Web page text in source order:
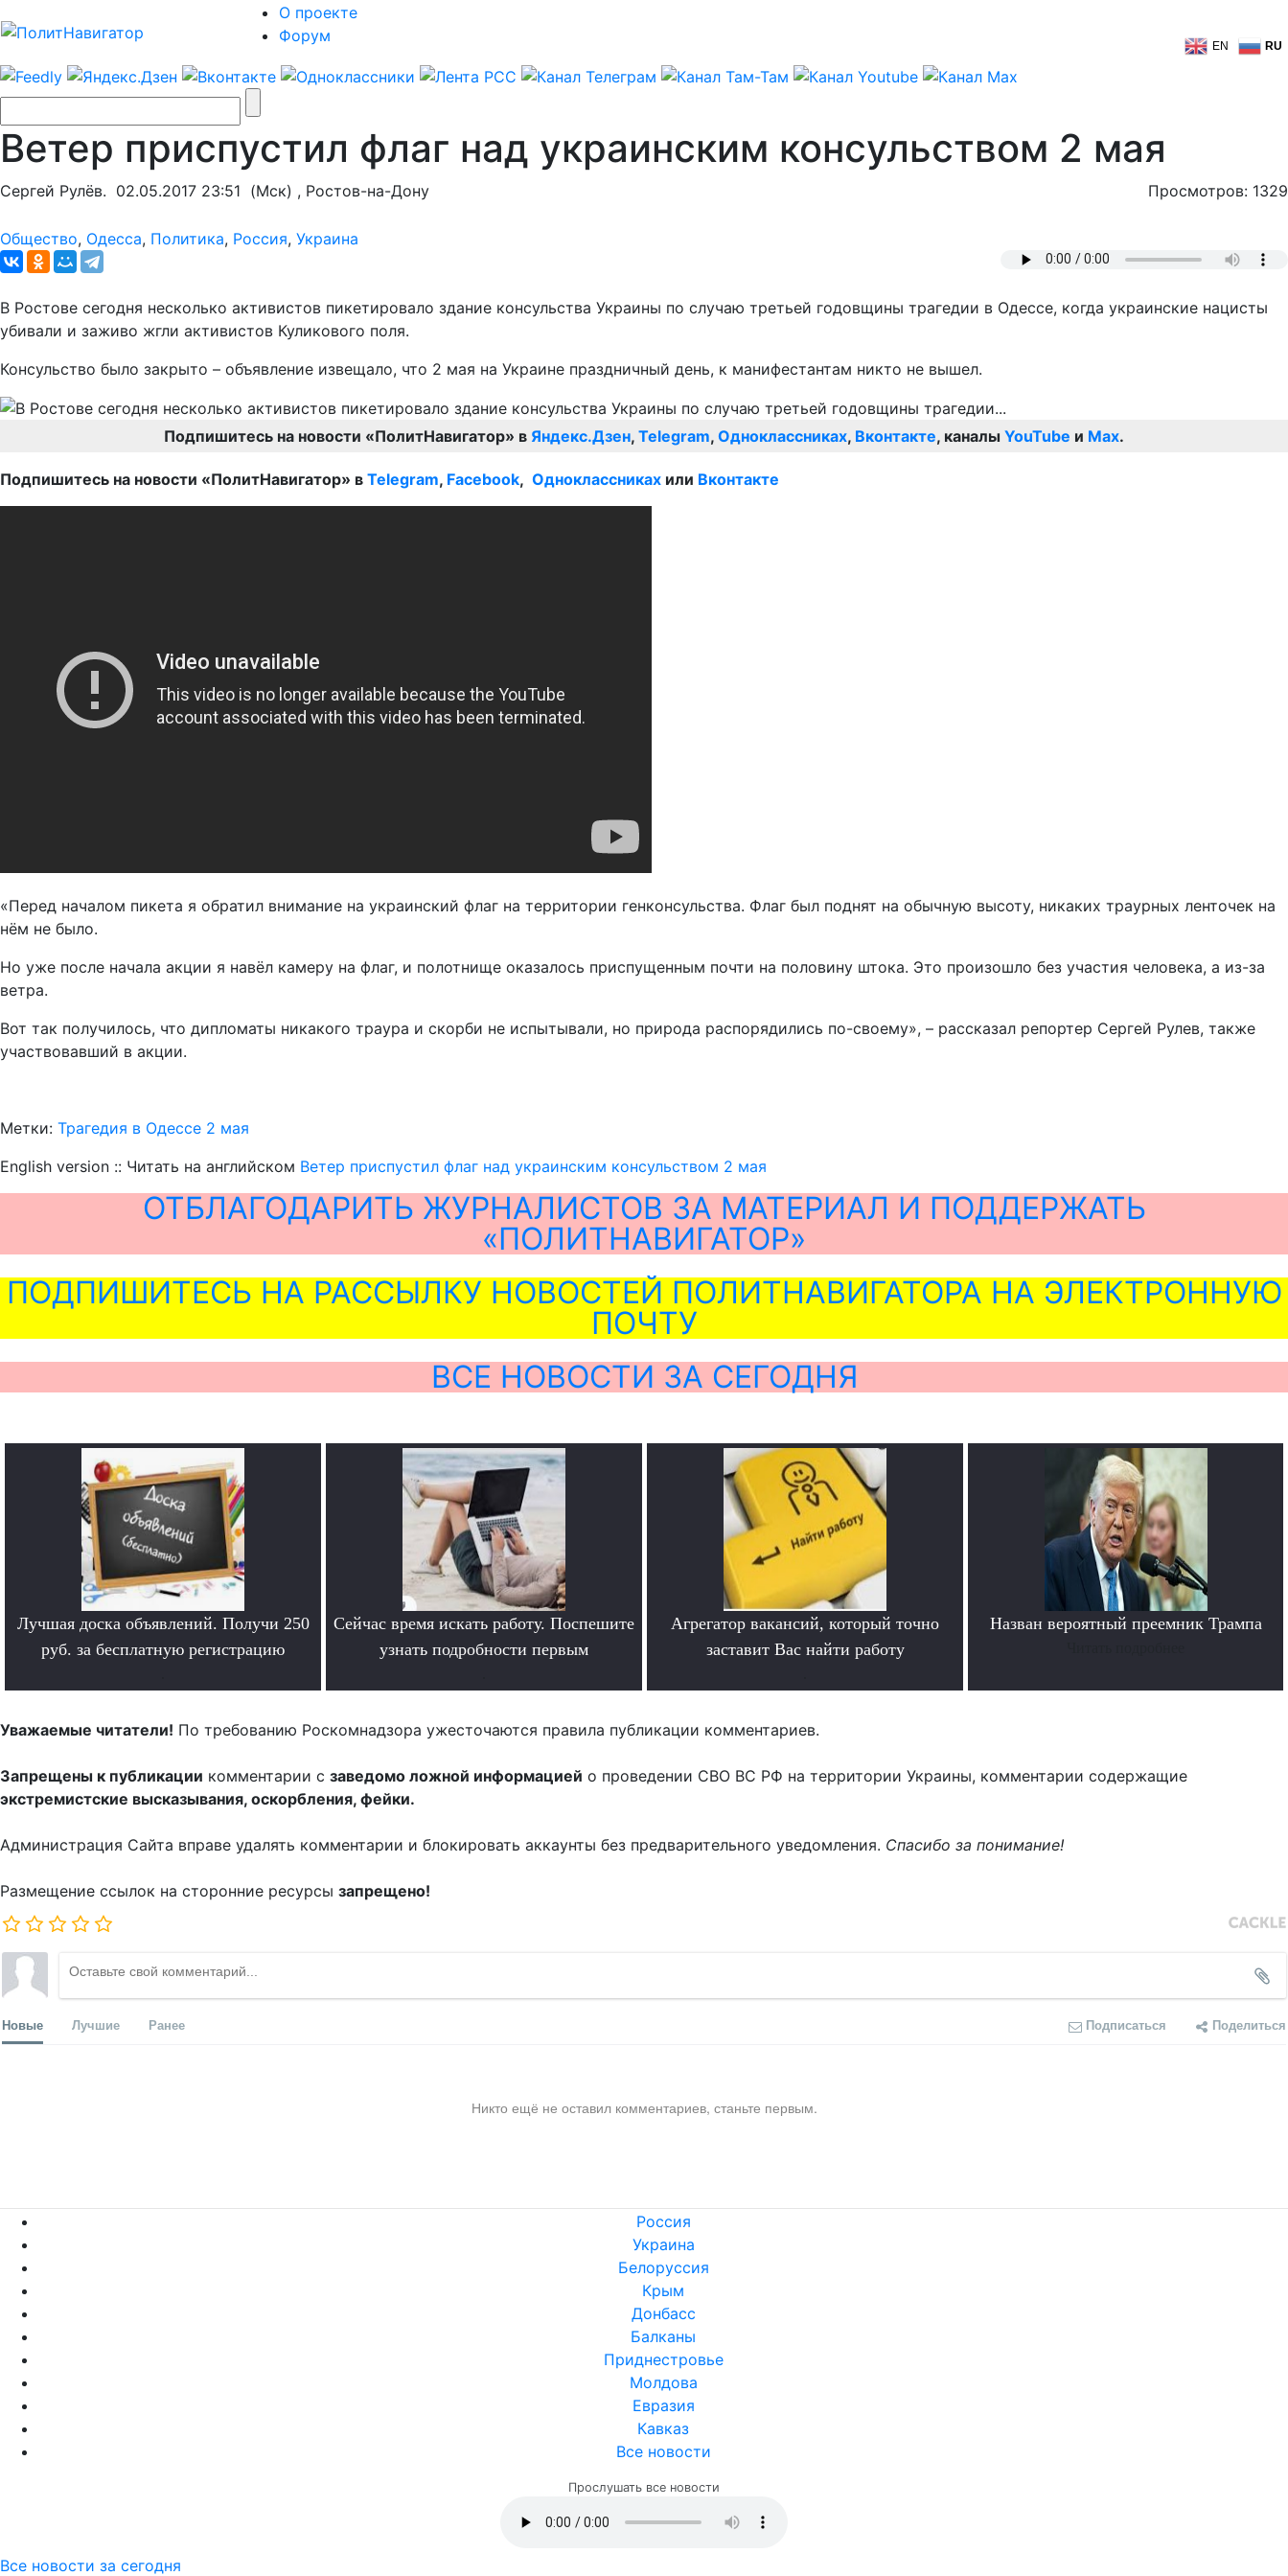
О проекте
Форум
EN RU
Ветер приспустил флаг над украинским консульством 2 мая
Сергей Рулёв. 02.05.2017 23:51 (Мск) , Ростов-на-Дону Просмотров: 1329
Общество, Одесса, Политика, Россия, Украина
В Ростове сегодня несколько активистов пикетировало здание консульства Украины по случаю третьей годовщины трагедии в Одессе, когда украинские нацисты
убивали и заживо жгли активистов Куликового поля.
Консульство было закрыто – объявление извещало, что 2 мая на Украине праздничный день, к манифестантам никто не вышел.
Подпишитесь на новости «ПолитНавигатор» в Яндекс.Дзен, Telegram, Одноклассниках, Вконтакте, каналы YouTube и Max.
Подпишитесь на новости «ПолитНавигатор» в Telegram, Facebook, Одноклассниках или Вконтакте
«Перед началом пикета я обратил внимание на украинский флаг на территории генконсульства. Флаг был поднят на обычную высоту, никаких траурных ленточек на
нём не было.
Но уже после начала акции я навёл камеру на флаг, и полотнище оказалось приспущенным почти на половину штока. Это произошло без участия человека, а из-за
ветра.
Вот так получилось, что дипломаты никакого траура и скорби не испытывали, но природа распорядились по-своему», – рассказал репортер Сергей Рулев, также
участвовавший в акции.
Метки: Трагедия в Одессе 2 мая
English version :: Читать на английском Ветер приспустил флаг над украинским консульством 2 мая
ОТБЛАГОДАРИТЬ ЖУРНАЛИСТОВ ЗА МАТЕРИАЛ И ПОДДЕРЖАТЬ
«ПОЛИТНАВИГАТОР»
ПОДПИШИТЕСЬ НА РАССЫЛКУ НОВОСТЕЙ ПОЛИТНАВИГАТОРА НА ЭЛЕКТРОННУЮ
ПОЧТУ
ВСЕ НОВОСТИ ЗА СЕГОДНЯ
Лучшая доска объявлений. Получи 250
руб. за бесплатную регистрацию
Сейчас время искать работу. Поспешите
узнать подробности первым
Агрегатор вакансий, который точно
заставит Вас найти работу
Назван вероятный преемник Трампа
Уважаемые читатели! По требованию Роскомнадзора ужесточаются правила публикации комментариев.
Запрещены к публикации комментарии с заведомо ложной информацией о проведении СВО ВС РФ на территории Украины, комментарии содержащие
экстремистские высказывания, оскорбления, фейки.
Администрация Сайта вправе удалять комментарии и блокировать аккаунты без предварительного уведомления. Спасибо за понимание!
Размещение ссылок на сторонние ресурсы запрещено!
Новые Лучшие Ранее Подписаться Поделиться
Никто ещё не оставил комментариев, станьте первым.
Россия
Украина
Белоруссия
Крым
Донбасс
Балканы
Приднестровье
Молдова
Евразия
Кавказ
Все новости
Прослушать все новости
Все новости за сегодня